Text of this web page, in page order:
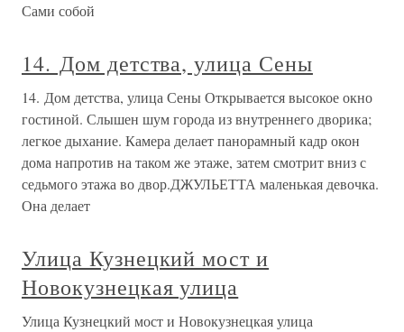
Сами собой
14. Дом детства, улица Сены
14. Дом детства, улица Сены Открывается высокое окно
гостиной. Слышен шум города из внутреннего дворика;
легкое дыхание. Камера делает панорамный кадр окон
дома напротив на таком же этаже, затем смотрит вниз с
седьмого этажа во двор.ДЖУЛЬЕТТА маленькая девочка.
Она делает
Улица Кузнецкий мост и
Новокузнецкая улица
Улица Кузнецкий мост и Новокузнецкая улица